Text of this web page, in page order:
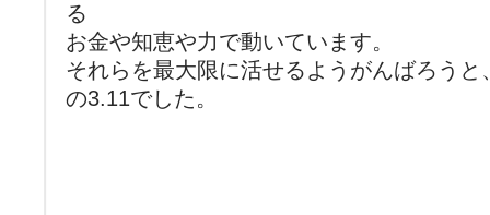
る
お金や知恵や力で動いています。
それらを最大限に活せるようがんばろう
の3.11でした。